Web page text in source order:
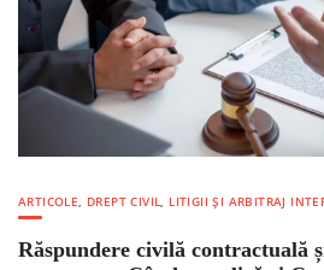
ARTICOLE, DREPT CIVIL, LITIGII ȘI ARBITRAJ
Răspundere civilă contractuală